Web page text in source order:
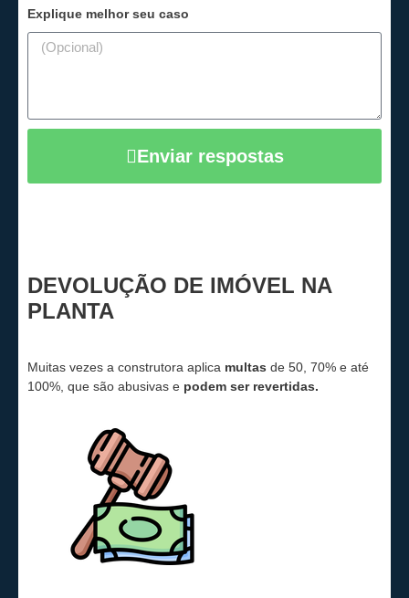
Explique melhor seu caso
Enviar respostas
DEVOLUÇÃO DE IMÓVEL NA
PLANTA
Muitas vezes a construtora aplica multas de 50, 70% e até
100%, que são abusivas e podem ser revertidas.